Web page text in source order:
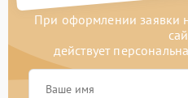
При оформлении заявки
действует